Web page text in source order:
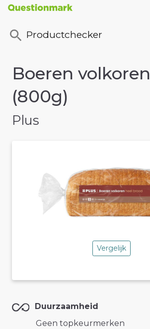
Productchecker
Boeren volkoren
(800g)
Plus
Vergelijk
Duurzaamheid
Geen topkeurmerken